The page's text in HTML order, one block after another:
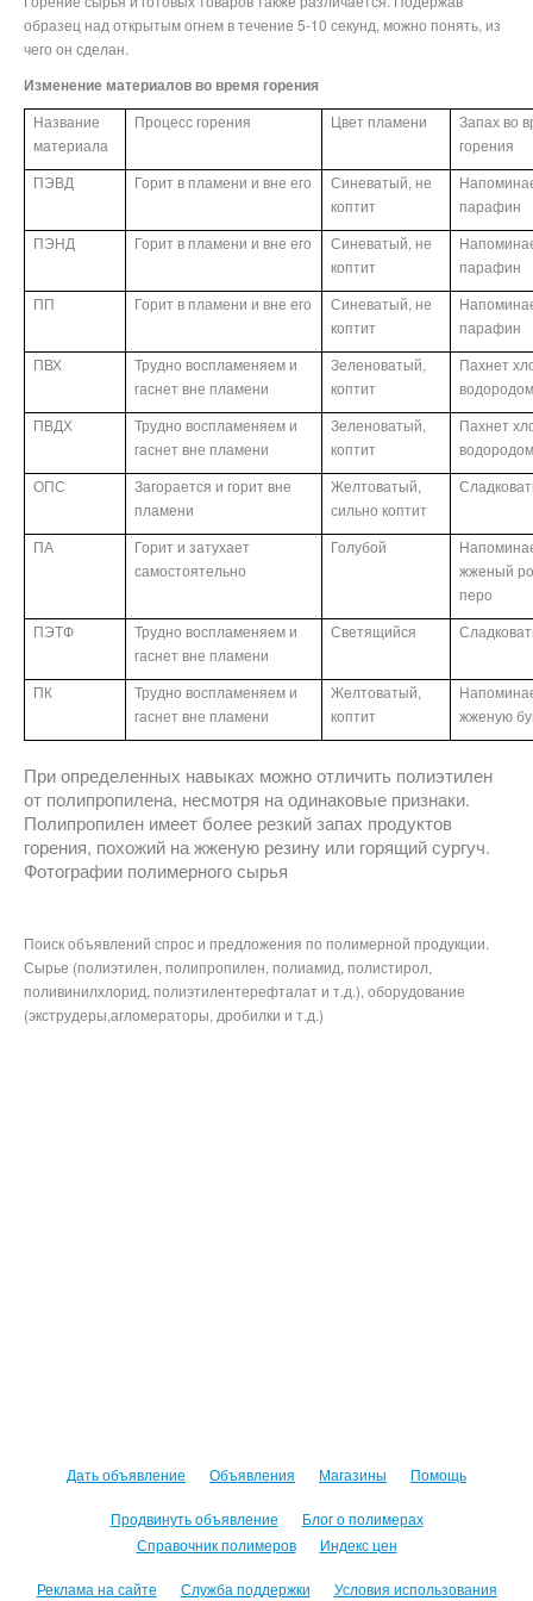
образец над открытым огнем в течение 5-10 секунд, можно понять, из
чего он сделан.
Изменение материалов во время горения
Название
материала
Процесс горения Цвет пламени
Запах во
горения
ПЭВД
Горит в пламени и вне его
Синеватый, не
коптит
парафин
ПЭНД
Горит в пламени и вне его
Синеватый, не
коптит
парафин
ПП
Горит в пламени и вне его
Синеватый, не
коптит
парафин
ПВХ
Трудно воспламеняем и
гаснет вне пламени
Зеленоватый,
коптит
Пахнет
ПВДХ
Трудно воспламеняем и
гаснет вне пламени
Зеленоватый,
коптит
Пахнет
ОПС
Загорается и горит вне
пламени
Желтоватый,
сильно коптит
ПА
Горит и затухает
самостоятельно
Голубой
жженый
перо
ПЭТФ
Трудно воспламеняем и
гаснет вне пламени
Светящийся
ПК
Трудно воспламеняем и
гаснет вне пламени
Желтоватый,
коптит
жженую
При определенных навыках можно отличить полиэтилен
от полипропилена, несмотря на одинаковые признаки.
Полипропилен имеет более резкий запах продуктов
горения, похожий на жженую резину или горящий сургуч.
Фотографии полимерного сырья
Поиск объявлений спрос и предложения по полимерной продукции.
Сырье (полиэтилен, полипропилен, полиамид, полистирол,
поливинилхлорид, полиэтилентерефталат и т.д.), оборудование
(экструдеры,агломераторы, дробилки и т.д.)
Дать объявление Объявления Магазины Помощь
Продвинуть объявление
Блог о полимерах
Справочник полимеров
Индекс цен
Реклама на сайте Служба поддержки Условия использования